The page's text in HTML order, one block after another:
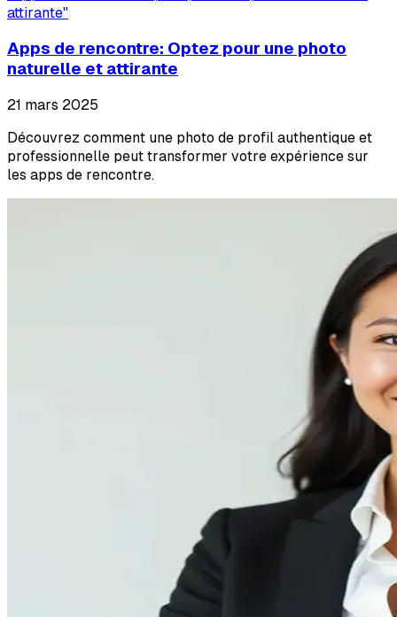
attirante"
Apps de rencontre: Optez pour une photo
naturelle et attirante
21 mars 2025
Découvrez comment une photo de profil authentique et
professionnelle peut transformer votre expérience sur
les apps de rencontre.